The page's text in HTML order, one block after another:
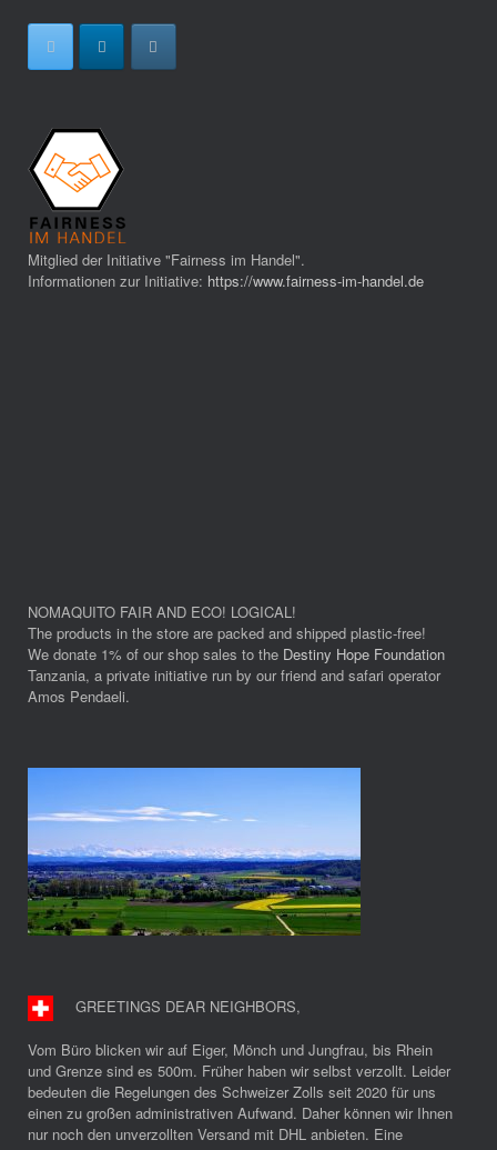
Mitglied der Initiative "Fairness im Handel".
Informationen zur Initiative: https://www.fairness-im-handel.de
NOMAQUITO FAIR AND ECO! LOGICAL!
The products in the store are packed and shipped plastic-free!
We donate 1% of our shop sales to the Destiny Hope Foundation
Tanzania, a private initiative run by our friend and safari operator
Amos Pendaeli.
GREETINGS DEAR NEIGHBORS,
Vom Büro blicken wir auf Eiger, Mönch und Jungfrau, bis Rhein
und Grenze sind es 500m. Früher haben wir selbst verzollt. Leider
bedeuten die Regelungen des Schweizer Zolls seit 2020 für uns
einen zu großen administrativen Aufwand. Daher können wir Ihnen
nur noch den unverzollten Versand mit DHL anbieten. Eine